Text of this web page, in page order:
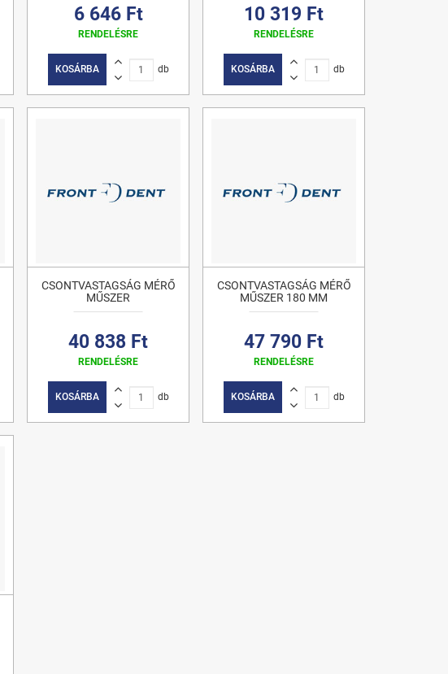
6 646 Ft
RENDELÉSRE
KOSÁRBA db
10 319 Ft
RENDELÉSRE
KOSÁRBA db
CSONTVASTAGSÁG MÉRŐ
MŰSZER
40 838 Ft
RENDELÉSRE
KOSÁRBA db
CSONTVASTAGSÁG MÉRŐ
MŰSZER 180 MM
47 790 Ft
RENDELÉSRE
KOSÁRBA db